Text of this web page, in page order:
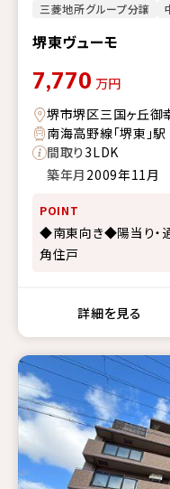
三菱地所グループ分譲
堺東ヴューモ
7,770 万円
堺市堺区三国ヶ丘御
南海高野線「堺東」
間取り3LDK
築年月 2009年11月
POINT
◆南東向き◆陽当り・
角住戸
詳細を見る